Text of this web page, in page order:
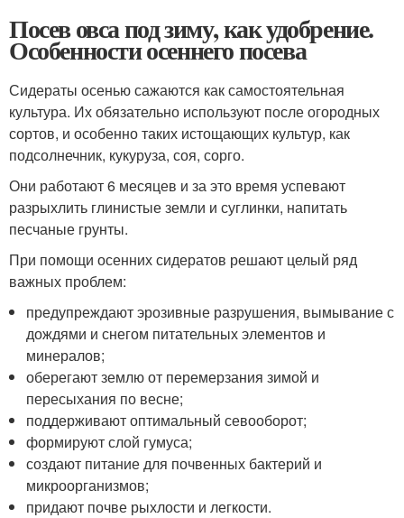
Посев овса под зиму, как удобрение.
Особенности осеннего посева
Сидераты осенью сажаются как самостоятельная
культура. Их обязательно используют после огородных
сортов, и особенно таких истощающих культур, как
подсолнечник, кукуруза, соя, сорго.
Они работают 6 месяцев и за это время успевают
разрыхлить глинистые земли и суглинки, напитать
песчаные грунты.
При помощи осенних сидератов решают целый ряд
важных проблем:
предупреждают эрозивные разрушения, вымывание с
дождями и снегом питательных элементов и
минералов;
оберегают землю от перемерзания зимой и
пересыхания по весне;
поддерживают оптимальный севооборот;
формируют слой гумуса;
создают питание для почвенных бактерий и
микроорганизмов;
придают почве рыхлости и легкости.